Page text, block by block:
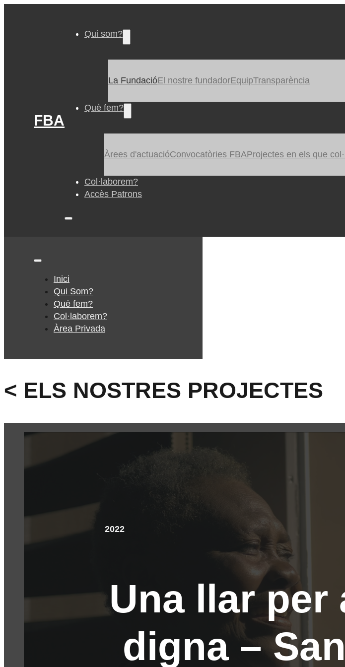
FBA
Qui som?
La FundacióEl nostre fundadorEquipTransparència
Què fem?
Àrees d'actuacióConvocatòries FBAProjectes en els que
Col·laborem?
Accès Patrons
Inici
Qui Som?
Què fem?
Col·laborem?
Àrea Privada
< ELS NOSTRES PROJECTES
2022
Una llar per
digna –